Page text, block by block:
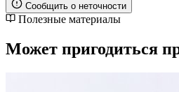
Сообщить о неточности
Полезные материалы
Может пригодиться